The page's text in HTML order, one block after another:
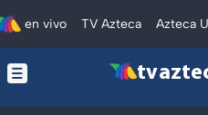
en vivo TV Azteca Azteca
tv